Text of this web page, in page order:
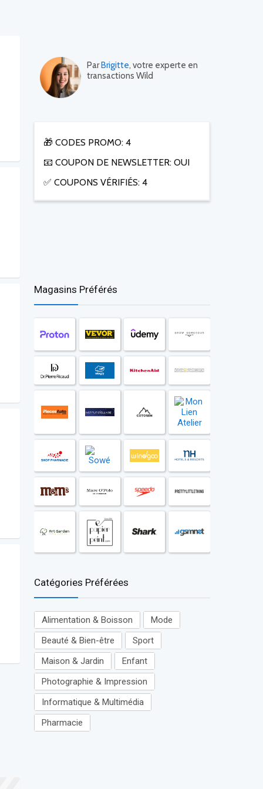
ParBrigitte, votre experte en
transactions Wild
🎁 CODES PROMO: 4
📧 COUPON DE NEWSLETTER: OUI
✅ COUPONS VÉRIFIÉS: 4
Magasins Préférés
Catégories Préférées
Alimentation & Boisson
Mode
Beauté & Bien-être
Sport
Maison & Jardin
Enfant
Photographie & Impression
Informatique & Multimédia
Pharmacie